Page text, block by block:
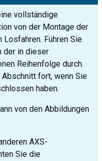
vollständige
von der Montage der
Führen Sie
der in dieser
Reihenfolge durch.
Abschnitt fort, wenn Sie
haben.
von den Abbildungen
AXS-
Sie die